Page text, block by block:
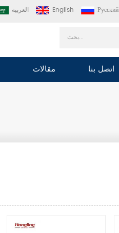
العربية English Русский
مقالات اتصل بنا